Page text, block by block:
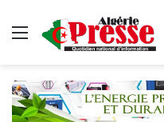
Menu